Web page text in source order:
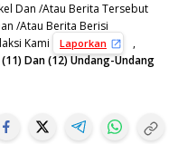
Dan /Atau Berita Tersebut
/Atau Berita Berisi
Kami
Laporkan
,
Dan (12) Undang-Undang